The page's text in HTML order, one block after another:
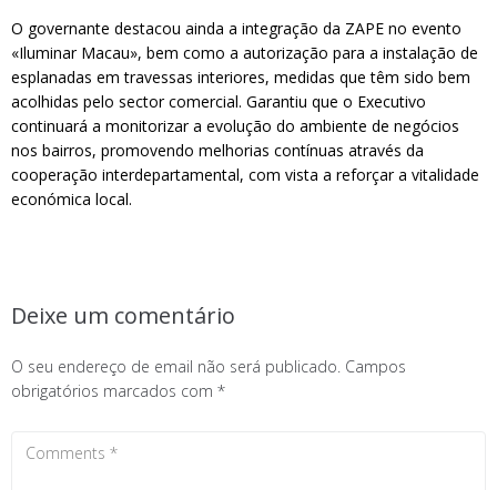
O governante destacou ainda a integração da ZAPE no evento
«Iluminar Macau», bem como a autorização para a instalação de
esplanadas em travessas interiores, medidas que têm sido bem
acolhidas pelo sector comercial. Garantiu que o Executivo
continuará a monitorizar a evolução do ambiente de negócios
nos bairros, promovendo melhorias contínuas através da
cooperação interdepartamental, com vista a reforçar a vitalidade
económica local.
Deixe um comentário
O seu endereço de email não será publicado. Campos
obrigatórios marcados com *